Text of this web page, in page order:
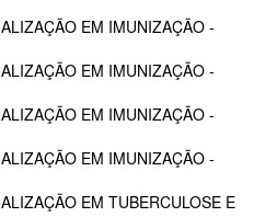
EM IMUNIZAÇÃO -
EM IMUNIZAÇÃO -
EM IMUNIZAÇÃO -
EM IMUNIZAÇÃO -
EM TUBERCULOSE E